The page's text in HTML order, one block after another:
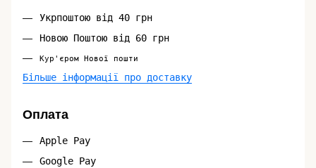
Укрпоштою від 40 грн
Новою Поштою від 60 грн
Кур'єром Нової пошти
Більше інформації про доставку
Оплата
Apple Pay
Google Pay